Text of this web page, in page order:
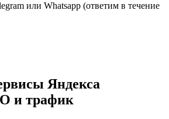
или Whatsapp (ответим в течение
Яндекса
и трафик